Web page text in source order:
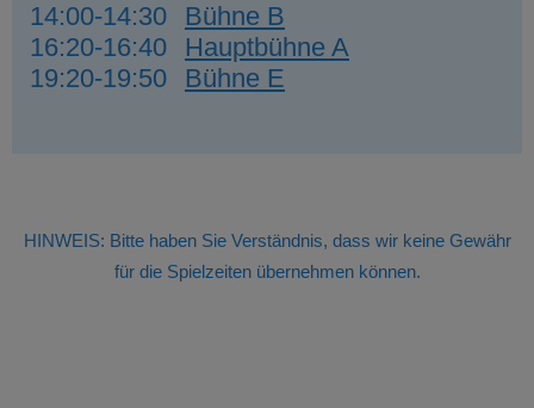
14:00-14:30
Bühne B
16:20-16:40
Hauptbühne A
19:20-19:50
Bühne E
HINWEIS: Bitte haben Sie Verständnis, dass wir keine Gewähr
für die Spielzeiten übernehmen können.